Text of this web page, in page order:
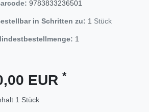
9783833236501
in Schritten zu: 1 Stück
1
EUR *
1 Stück